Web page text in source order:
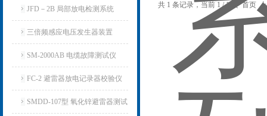
JFD－2B 局部放电检测系统
三倍频感应电压发生器装置
SM-2000AB 电缆故障测试仪
FC-2 避雷器放电记录器校验仪
SMDD-107型 氧化锌避雷器测试
共 1 条记录，当前 1 / 1 页 首页